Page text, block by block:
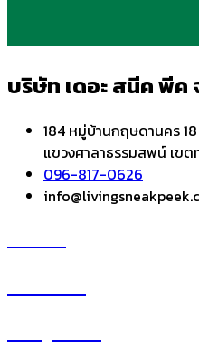
บริษัท เดอะ สนีค พีค
184 หมู่บ้านกฤษดานคร
แขวงศาลาธรรมสพน์ เข
096-817-0626
HOME